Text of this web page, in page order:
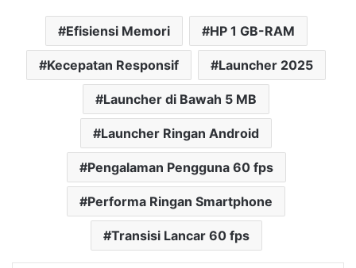
Efisiensi Memori HP 1 GB-RAM
Kecepatan Responsif Launcher 2025
Launcher di Bawah 5 MB
Launcher Ringan Android
Pengalaman Pengguna 60 fps
Performa Ringan Smartphone
Transisi Lancar 60 fps